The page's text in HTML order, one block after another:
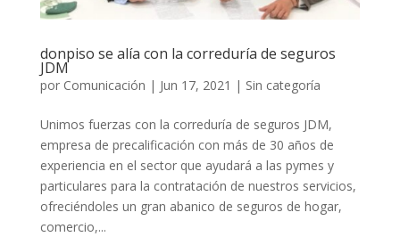
donpiso se alía con la correduría de seguros
JDM
por Comunicación | Jun 17, 2021 | Sin categoría
Unimos fuerzas con la correduría de seguros JDM,
empresa de precalificación con más de 30 años de
experiencia en el sector que ayudará a las pymes y
particulares para la contratación de nuestros servicios,
ofreciéndoles un gran abanico de seguros de hogar,
comercio,...